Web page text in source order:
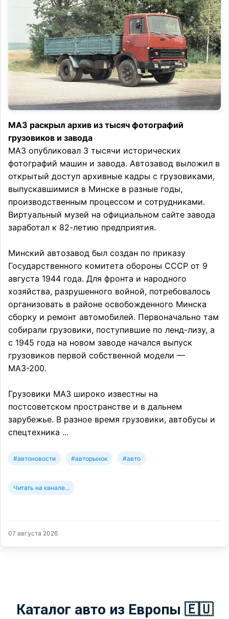
МАЗ раскрыл архив из тысяч фотографий
грузовиков и завода
МАЗ опубликовал 3 тысячи исторических
фотографий машин и завода. Автозавод выложил в
открытый доступ архивные кадры с грузовиками,
выпускавшимися в Минске в разные годы,
производственным процессом и сотрудниками.
Виртуальный музей на официальном сайте завода
заработал к 82-летию предприятия.
Минский автозавод был создан по приказу
Государственного комитета обороны СССР от 9
августа 1944 года. Для фронта и народного
хозяйства, разрушенного войной, потребовалось
организовать в районе освобожденного Минска
сборку и ремонт автомобилей. Первоначально там
собирали грузовики, поступившие по ленд-лизу, а
с 1945 года на новом заводе начался выпуск
грузовиков первой собственной модели —
МАЗ-200.
Грузовики МАЗ широко известны на
постсоветском пространстве и в дальнем
зарубежье. В разное время грузовики, автобусы и
спецтехника ...
#автоновости #авторынок #авто
Читать на канале...
07 августа 2026
Каталог авто из Европы 🇪🇺